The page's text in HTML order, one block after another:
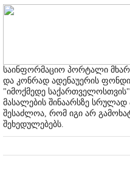
საინფორმაციო პორტალი
და კონრად ადენაუერის
"იმოქმედე
მასალების შინაარსზე სრულად
შესაძლოა, რომ იგი არ
შეხედულებებს.